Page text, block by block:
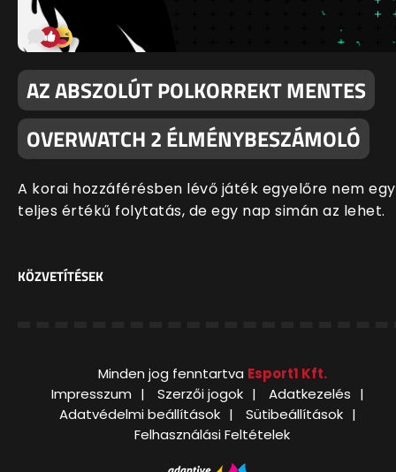
AZ ABSZOLÚT POLKORREKT MENTES
OVERWATCH 2 ÉLMÉNYBESZÁMOLÓ
A korai hozzáférésben lévő játék egyelőre nem egy
teljes értékű folytatás, de egy nap simán az lehet.
KÖZVETÍTÉSEK
Minden jog fenntartva Esport1 Kft.
Impresszum
Szerzői jogok
Adatkezelés
Adatvédelmi beállítások
Sütibeállítások
Felhasználási Feltételek